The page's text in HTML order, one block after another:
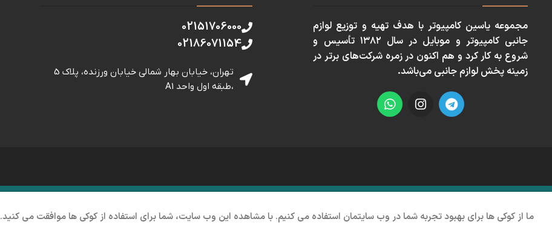
مجموعه ياسين كامپيوتر با هدف تهيه و توزيع لوازم
جانبی كامپيوتر و موبايل در سال ١٣٨٢ تأسيس و
شروع به كار كرد و هم اكنون در زمره شركت‌های برتر در
زمينه پخش لوازم جانبی می‌باشد.
02151706000
02186071154
تهران، خیابان بهار شمالی خيابان ورزنده، پلاک 5
،طبقه اول واحد A1
ما از کوکی ها برای بهبود تجربه شما در وب سایتمان استفاده می کنیم. با مشاهده این وب سایت، شما برای استفاده از کوکی ها موافقت می کنید.